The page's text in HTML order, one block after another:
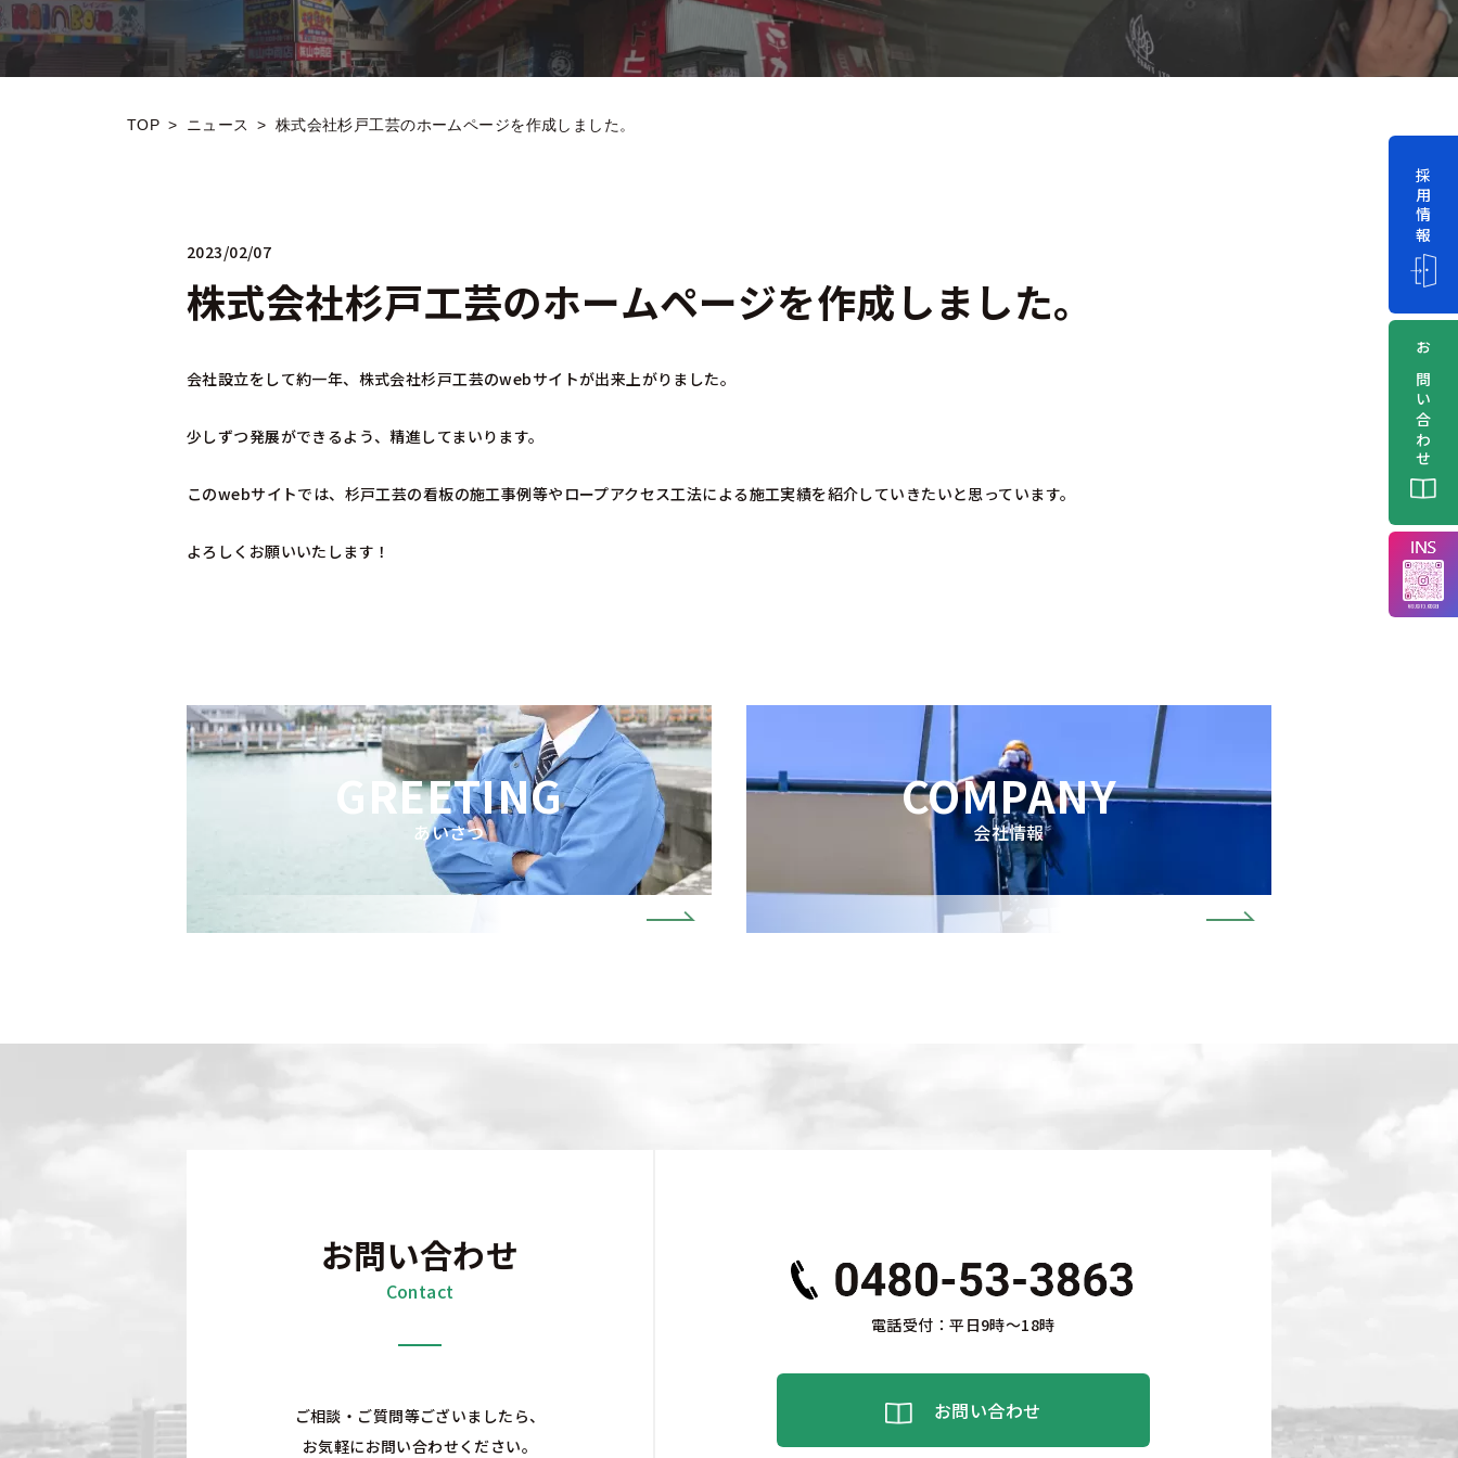
TOP > ニュース > 株式会社杉戸工芸のホームページを作成しました。
2023/02/07
株式会社杉戸工芸のホームページを作成しました。
会社設立をして約一年、株式会社杉戸工芸のwebサイトが出来上がりました。
少しずつ発展ができるよう、精進してまいります。
このwebサイトでは、杉戸工芸の看板の施工事例等やロープアクセス工法による施工実績を紹介していきたいと思っています。
よろしくお願いいたします！
GREETING
あいさつ
COMPANY
会社情報
お問い合わせ
Contact
ご相談・ご質問等ございましたら、
お気軽にお問い合わせください。
電話受付：平日9時〜18時
お問い合わせ
採用情報
お問い合わせ